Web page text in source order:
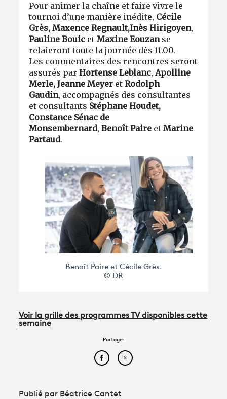
Pour animer la chaîne et faire vivre le
tournoi d’une manière inédite, Cécile
Grès, Maxence Regnault,Inès Hirigoyen,
Pauline Bouic etMaxine Eouzanse
relaieront toute la journée dès 11.00.
Les commentaires des rencontres seront
assurés parHortense Leblanc,Apolline
Merle, Jeanne Meyer etRodolph
Gaudin, accompagnés des consultantes
et consultants Stéphane Houdet,
Constance Sénac de
Monsembernard,Benoît Paire etMarine
Partaud.
Benoît Paire et Cécile Grès.
© DR
Voir la grille des programmes TV disponibles cette
semaine
Partager
Partager cet article sur
Partager cet article sur
Publié par Béatrice Cantet